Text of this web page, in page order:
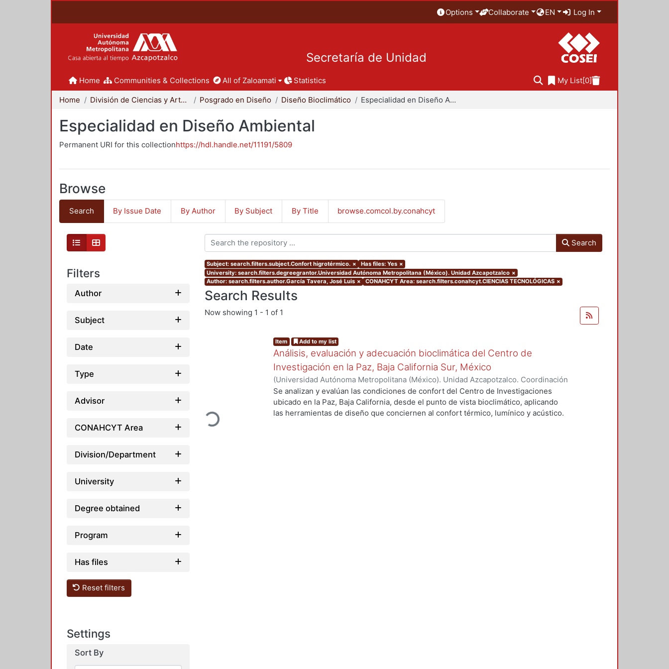
Options Collaborate EN Log In
Secretaría de Unidad
Home Communities & Collections All of Zaloamati Statistics My List[0]
Home División de Ciencias y Artes para el Diseño Posgrado en Diseño Diseño Bioclimático Especialidad en Diseño Ambiental
Especialidad en Diseño Ambiental
Permanent URI for this collectionhttps://hdl.handle.net/11191/5809
Browse
Search By Issue Date By Author By Subject By Title browse.comcol.by.conahcyt
Filters
Author
Subject
Date
Type
Advisor
CONAHCYT Area
Division/Department
University
Degree obtained
Program
Has files
Reset filters
Settings
Sort By
Search
Subject: search.filters.subject.Confort higrotérmico. × Has files: Yes ×
University: search.filters.degreegrantor.Universidad Autónoma Metropolitana (México). Unidad Azcapotzalco ×
Author: search.filters.author.García Tavera, José Luis × CONAHCYT Area: search.filters.conahcyt.CIENCIAS TECNOLÓGICAS ×
Search Results
Now showing 1 - 1 of 1
Loading...
Item Add to my list
Análisis, evaluación y adecuación bioclimática del Centro de
Investigación en la Paz, Baja California Sur, México
(Universidad Autónoma Metropolitana (México). Unidad Azcapotzalco. Coordinación
de Servicios de Información.,1999-12 )García Tavera, José Luis
Se analizan y evalúan las condiciones de confort del Centro de Investigaciones
ubicado en la Paz, Baja California, desde el punto de vista bioclimático, aplicando
las herramientas de diseño que conciernen al confort térmico, lumínico y acústico.